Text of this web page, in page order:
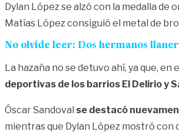
Dylan López se alzó con la medalla
Matías López consiguió el metal de
No olvide leer: Dos hermanos
La hazaña no se detuvo ahí, ya que,
deportivas de los barrios El Delirio y
Óscar Sandoval se destacó
mientras que Dylan López mostró con